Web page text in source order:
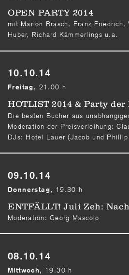
OPEN PARTY 2014
mit Marion Brasch, Franz Friedrich,
Huber, Richard Kämmerlings u.a.
10.10.14
Freitag, 21.00 h
HOTLIST 2014 & Party
Die besten Bücher aus
Moderation der Preisverleihung:
DJs: Hotel Lauer (Jacob und
09.10.14
Donnerstag, 19.30 h
ENTFÄLLT! Juli Zeh:
Moderation: Georg Mascolo
08.10.14
Mittwoch, 19.30 h